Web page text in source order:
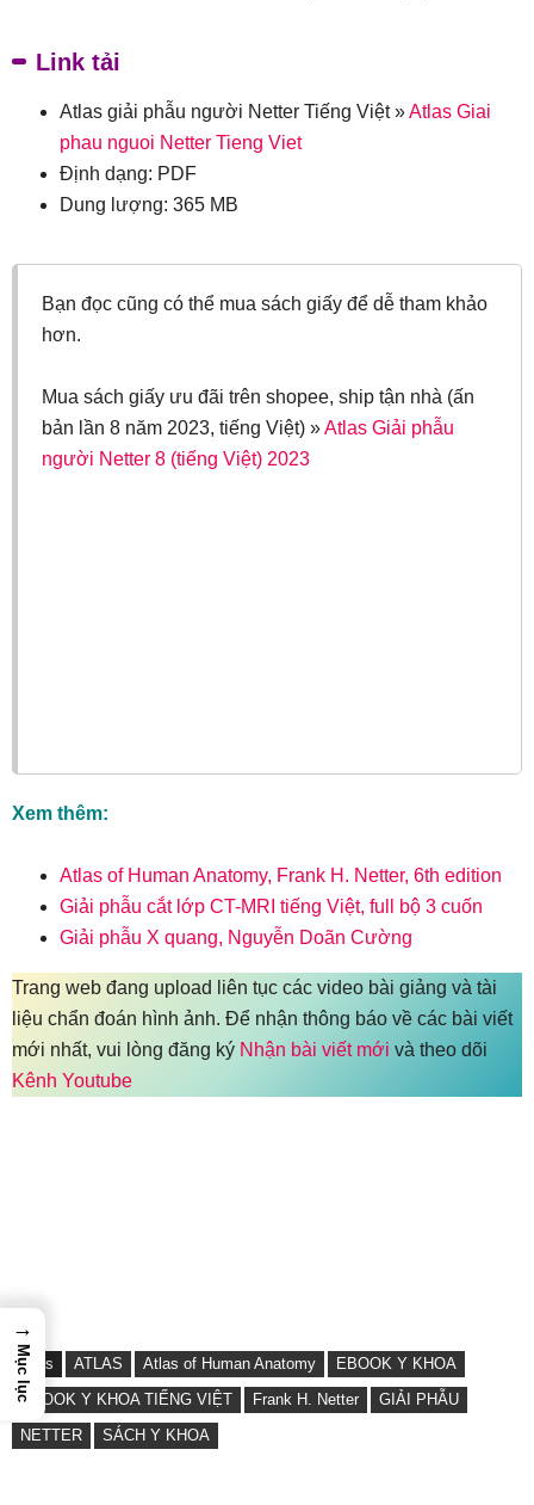
Link tải
Atlas giải phẫu người Netter Tiếng Việt »Atlas Giai
phau nguoi Netter Tieng Viet
Định dạng: PDF
Dung lượng: 365 MB
Bạn đọc cũng có thể mua sách giấy để dễ tham khảo
hơn.
Mua sách giấy ưu đãi trên shopee, ship tận nhà (ấn
bản lần 8 năm 2023, tiếng Việt) »Atlas Giải phẫu
người Netter 8 (tiếng Việt) 2023
Xem thêm:
Atlas of Human Anatomy, Frank H. Netter, 6th edition
Giải phẫu cắt lớp CT-MRI tiếng Việt, full bộ 3 cuốn
Giải phẫu X quang, Nguyễn Doãn Cường
Trang web đang upload liên tục các video bài giảng và tài
liệu chẩn đoán hình ảnh. Để nhận thông báo về các bài viết
mới nhất, vui lòng đăng ký Nhận bài viết mới và theo dõi
Kênh Youtube
Tags ATLAS Atlas of Human Anatomy
EBOOK Y KHOA
EBOOK Y KHOA TIẾNG VIỆT
Frank H. Netter
GIẢI PHẪU
NETTER
SÁCH Y KHOA
→
Mục lục